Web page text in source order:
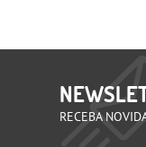
RECEBA